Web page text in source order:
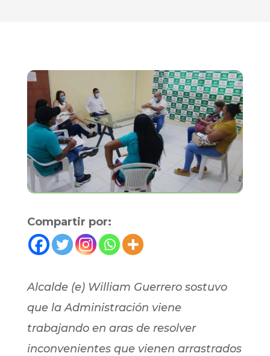
Compartir por:
Alcalde (e) William Guerrero sostuvo
que la Administración viene
trabajando en aras de resolver
inconvenientes que vienen arrastrados